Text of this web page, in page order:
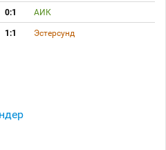
0:1 АИК
1:1 Эстерсунд